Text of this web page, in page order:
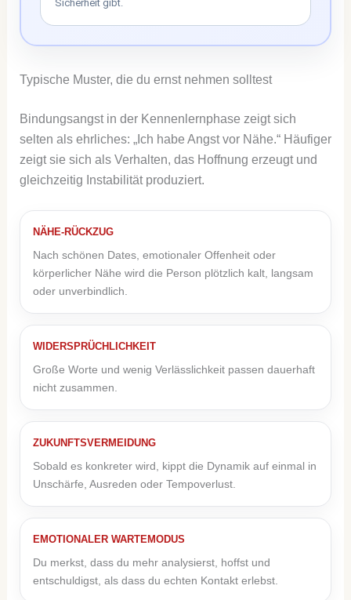
Sicherheit gibt.
Typische Muster, die du ernst nehmen solltest
Bindungsangst in der Kennenlernphase zeigt sich
selten als ehrliches: „Ich habe Angst vor Nähe.“ Häufiger
zeigt sie sich als Verhalten, das Hoffnung erzeugt und
gleichzeitig Instabilität produziert.
NÄHE-RÜCKZUG
Nach schönen Dates, emotionaler Offenheit oder
körperlicher Nähe wird die Person plötzlich kalt, langsam
oder unverbindlich.
WIDERSPRÜCHLICHKEIT
Große Worte und wenig Verlässlichkeit passen dauerhaft
nicht zusammen.
ZUKUNFTSVERMEIDUNG
Sobald es konkreter wird, kippt die Dynamik auf einmal in
Unschärfe, Ausreden oder Tempoverlust.
EMOTIONALER WARTEMODUS
Du merkst, dass du mehr analysierst, hoffst und
entschuldigst, als dass du echten Kontakt erlebst.